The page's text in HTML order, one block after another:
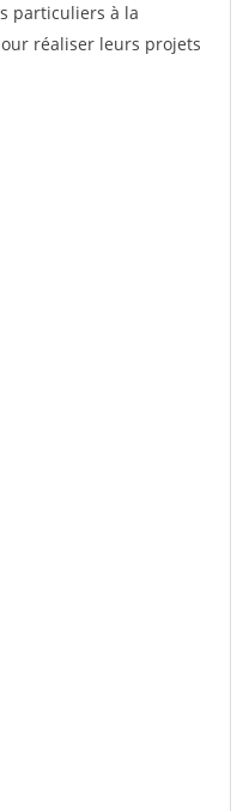
particuliers à la
réaliser leurs projets